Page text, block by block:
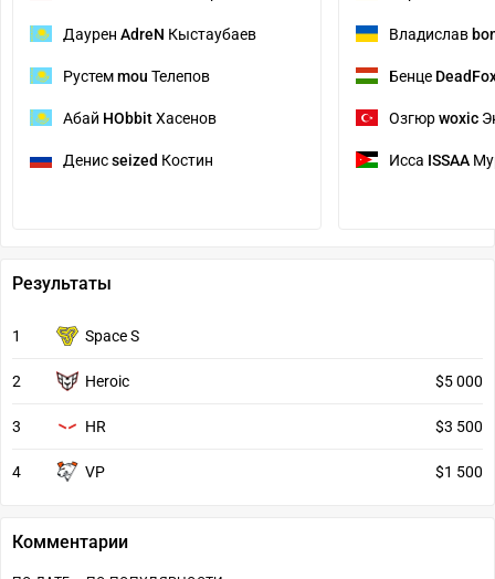
Даурен AdreN Кыстаубаев
Рустемmou Телепов
Абай HObbitХасенов
Денисseized Костин
Владислав
Бенце
Озгюрwoxic
Исса ISSAA
Результаты
1 Space S
2 Heroic $5 000
3 HR $3 500
4 VP $1 500
Комментарии